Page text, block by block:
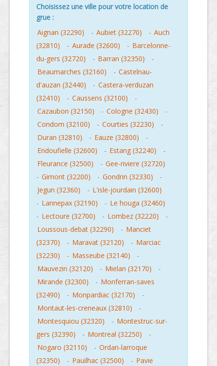
Choisissez une ville pour votre location de
grue :
Aignan (32290)
- Aubiet (32270) - Auch
(32810)
- Aurade (32600) - Barcelonne-
du-gers (32720)
- Barran (32350)
-
Beaumarches (32160)
- Castelnau-
d'auzan (32440)
- Castera-verduzan
(32410)
- Caussens (32100)
-
Cazaubon (32150)
- Cologne (32430)
-
Condom (32100)
- Courties (32230)
-
Duran (32810)
- Eauze (32800)
-
Endoufielle (32600)
- Estang (32240)
-
Fleurance (32500)
- Gee-riviere (32720)
- Gimont (32200) - Gondrin (32330)
-
Jegun (32360)
- L'isle-jourdain (32600)
- Lannepax (32190) - Le houga (32460)
- Lectoure (32700) - Lombez (32220)
-
Loussous-debat (32290)
- Manciet
(32370)
- Maravat (32120) - Marciac
(32230)
- Masseube (32140)
-
Mauvezin (32120)
- Mielan (32170)
-
Mirande (32300)
- Monferran-saves
(32490)
- Monpardiac (32170)
-
Montaut-les-creneaux (32810)
-
Montesquiou (32320)
- Montestruc-sur-
gers (32390)
- Montreal (32250)
-
Nogaro (32110)
- Ordan-larroque
(32350)
- Pauilhac (32500) - Pavie